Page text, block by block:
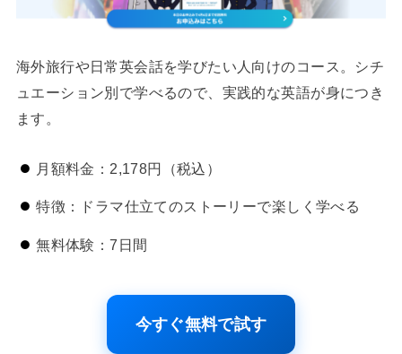
海外旅行や日常英会話を学びたい人向けのコース。シチ
ュエーション別で学べるので、実践的な英語が身につき
ます。
月額料金：2,178円（税込）
特徴：ドラマ仕立てのストーリーで楽しく学べる
無料体験：7日間
今すぐ無料で試す